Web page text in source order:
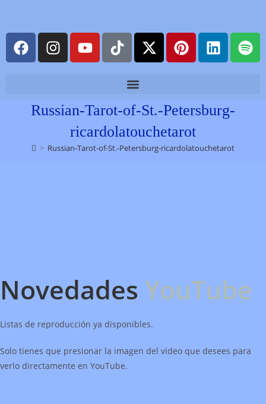
Russian-Tarot-of-St.-Petersburg-
ricardolatouchetarot
> Russian-Tarot-of-St.-Petersburg-ricardolatouchetarot
Novedades YouTube
Listas de reproducción ya disponibles.
Solo tienes que presionar la imagen del video que desees para
verlo directamente en YouTube.